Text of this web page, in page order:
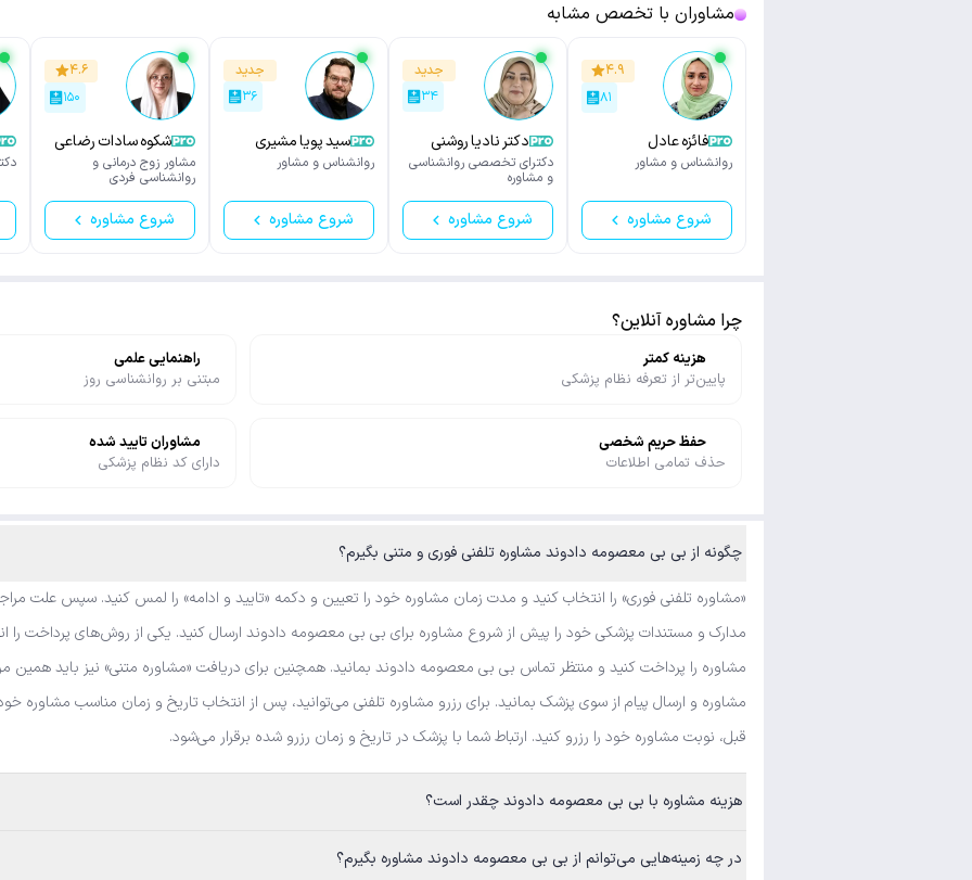
مشاوران با تخصص مشابه
۴.۹
۸۱
فائزه عادل
روانشناس و مشاور
شروع مشاوره
جدید
۳۴
دکتر نادیا روشنی
دکترای تخصصی روانشناسی
و مشاوره
شروع مشاوره
جدید
۳۶
سید پویا مشیری
روانشناس و مشاور
شروع مشاوره
۴.۶
۱۵۰
شکوه سادات رضاعی
مشاور زوج درمانی و
روانشناسی فردی
شروع مشاوره
چرا مشاوره آنلاین؟
هزینه کمتر
پایین‌تر از تعرفه نظام پزشکی
راهنمایی علمی
مبتنی بر روانشناسی روز
حفظ حریم شخصی
حذف تمامی اطلاعات
مشاوران تایید شده
دارای کد نظام پزشکی
چگونه از بی بی معصومه دادوند مشاوره تلفنی فوری و متنی بگیرم؟
«مشاوره تلفنی فوری» را انتخاب کنید و مدت زمان مشاوره خود را تعیین و دکمه «تایید و ادامه» را لمس کنید. سپس علت
مدارک و مستندات پزشکی خود را پیش از شروع مشاوره برای بی بی معصومه دادوند ارسال کنید. یکی از روش‌های پرداخت را
مشاوره را پرداخت کنید و منتظر تماس بی بی معصومه دادوند بمانید. همچنین برای دریافت «مشاوره متنی» نیز باید همین
مشاوره و ارسال پیام از سوی پزشک بمانید. برای رزرو مشاوره تلفنی می‌توانید، پس از انتخاب تاریخ و زمان مناسب مشاوره
قبل، نوبت مشاوره خود را رزرو کنید. ارتباط شما با پزشک در تاریخ و زمان رزرو شده برقرار می‌شود.
هزینه مشاوره با بی بی معصومه دادوند چقدر است؟
در چه زمینه‌هایی می‌توانم از بی بی معصومه دادوند مشاوره بگیرم؟